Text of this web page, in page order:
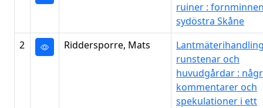
ruiner :
sydöstra Skåne
2
Riddersporre, Mats
runstenar och
huvudgårdar :
kommentarer och
spekulationer i ett